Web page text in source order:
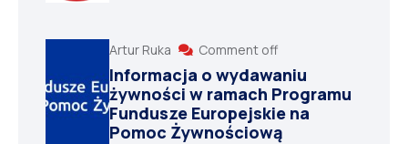
Artur Ruka Comment off
Informacja o wydawaniu
żywności w ramach Programu
Fundusze Europejskie na
Pomoc Żywnościową